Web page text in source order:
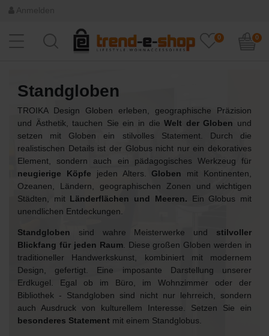
0 0
Standgloben
TROIKA Design Globen erleben, geographische Präzision
und Ästhetik, tauchen Sie ein in dieWelt der Globen und
setzen mit Globen ein stilvolles Statement. Durch die
realistischen Details ist der Globus nicht nur ein dekoratives
Element, sondern auch ein pädagogisches Werkzeug für
neugierige Köpfe jeden Alters. Globen mit Kontinenten,
Ozeanen, Ländern, geographischen Zonen und wichtigen
Städten, mit Länderflächen und Meeren. Ein Globus mit
unendlichen Entdeckungen.
Standgloben sind wahre Meisterwerke und stilvoller
Blickfang für jeden Raum. Diese großen Globen werden in
traditioneller Handwerkskunst, kombiniert mit modernem
Design, gefertigt. Eine imposante Darstellung unserer
Erdkugel. Egal ob im Büro, im Wohnzimmer oder der
Bibliothek - Standgloben sind nicht nur lehrreich, sondern
auch Ausdruck von kulturellem Interesse. Setzen Sie ein
besonderes Statement mit einem Standglobus.